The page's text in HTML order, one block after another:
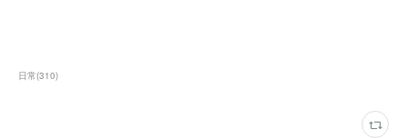
日常(310)